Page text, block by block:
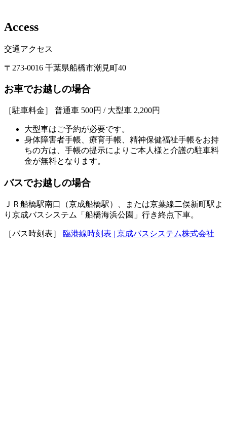
Access
交通アクセス
〒273-0016 千葉県船橋市潮見町40
お車でお越しの場合
［駐車料金］ 普通車 500円 / 大型車 2,200円
大型車はご予約が必要です。
身体障害者手帳、療育手帳、精神保健福祉手帳をお持
ちの方は、手帳の提示によりご本人様と介護の駐車料
金が無料となります。
バスでお越しの場合
ＪＲ船橋駅南口（京成船橋駅）、または京葉線二俣新町駅よ
り京成バスシステム「船橋海浜公園」行き終点下車。
［バス時刻表］ 臨港線時刻表 | 京成バスシステム株式会社